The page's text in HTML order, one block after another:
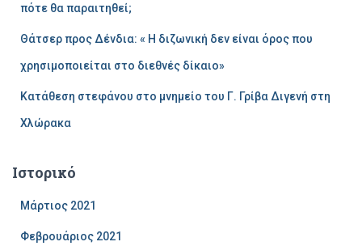
πότε θα παραιτηθεί;
Θάτσερ προς Δένδια: « Η διζωνική δεν είναι όρος που
χρησιμοποιείται στο διεθνές δίκαιο»
Κατάθεση στεφάνου στο μνημείο του Γ. Γρίβα Διγενή στη
Χλώρακα
Ιστορικό
Μάρτιος 2021
Φεβρουάριος 2021